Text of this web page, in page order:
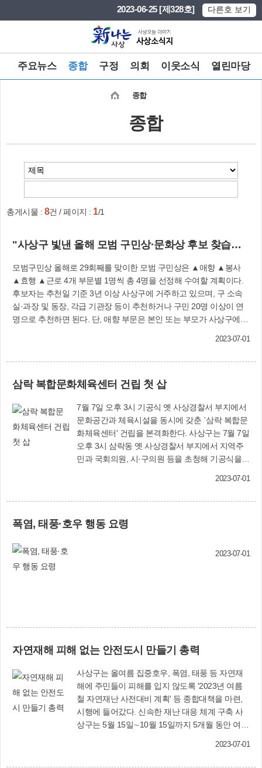
2023-06-25 [제328호] 다른호 보기
주요뉴스 종합 구정 의회 이웃소식 열린마당
종합
종합
총게시물 : 8건 / 페이지 : 1/1
"사상구 빛낸 올해 모범 구민상·문화상 후보 찾습니다"
모범구민상 올해로 29회째를 맞이한 모범 구민상은 ▲애향 ▲봉사
▲효행 ▲근로 4개 부문별 1명씩 총 4명을 선정해 수여할 계획이다.
후보자는 추천일 기준 3년 이상 사상구에 거주하고 있으며, 구 소속
실·과장 및 동장, 각급 기관장 등이 추천하거나 구민 20명 이상이 연
명으로 추천하면 된다. 단, 애향 부문은 본인 또는 부모가 사상구에서
행정복지센터로 방문 제출하면 된다. 서류 양식은 사상구 홈페이지
(☎310-4116) 사상문화상 올해로 8회째를 맞이한 사상문화상은 향토
문화 발전과 문화예술진흥에 현저한 공적이 있는 구민에게 수여한다.
후보 자격은 사상구 지역문화와 생활문화 진흥에 기여한 공이 있는
사람 또는 단체로서 대학교 총장이나 행정기관장 또는 문화 관련 단
체장이 추천하거나 일반 구민 20명 이상 연명으로도 추천할 수 있다.
접수는 오는 7월 28일까지 사상구청 5층 문화체육과, 동 행정복지센
구 홈페이지(www.sasang.go.kr) 또는 사상구청과 동 행정복지센터
범구민상과 사상문화상 시상은 오는 10월 21∼22일 열리는 제20회
2023-07-01
삼락 복합문화체육센터 건립 첫 삽
7월 7일 오후 3시 기공식 옛 사상경찰서 부지에서
문화공간과 체육시설을 동시에 갖춘 `삼락 복합문
화체육센터' 건립을 본격화한다. 사상구는 7월 7일
오후 3시 삼락동 옛 사상경찰서 부지에서 지역주
민과 국회의원, 시·구의원 등을 초청해 기공식을
화체육센터는 수영장, GX룸(요가, 필라테스), 다목
활문화센터로 구성된다. 준공은 오는 2025년 11월
2023-07-01
폭염, 태풍·호우 행동 요령
2023-07-01
자연재해 피해 없는 안전도시 만들기 총력
사상구는 올여름 집중호우, 폭염, 태풍 등 자연재
해에 주민들이 피해를 입지 않도록 '2023년 여름
철 자연재난 사전대비 계획' 등 종합대책을 마련,
시행에 들어갔다. 신속한 재난 대응 체계 구축 사
상구는 5월 15일∼10월 15일까지 5개월 동안 여름
2023-07-01